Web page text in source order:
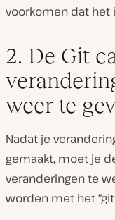
voorkomen dat het
2. De Git
weer te
Nadat je
gemaakt, moet je
veranderingen te
worden met het